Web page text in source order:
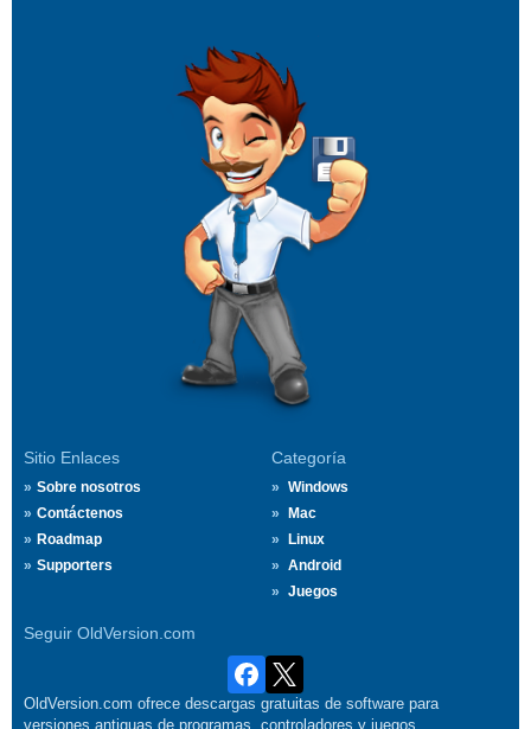
Sitio Enlaces
Sobre nosotros
Contáctenos
Roadmap
Supporters
Categoría
Windows
Mac
Linux
Android
Juegos
Seguir OldVersion.com
OldVersion.com ofrece descargas gratuitas de software para
versiones antiguas de programas, controladores y juegos.